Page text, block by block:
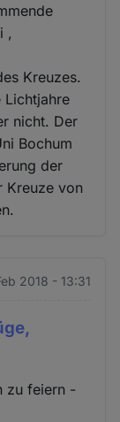
,
Kreuzes.
Lichtjahre
nicht. Der
Bochum
der
Kreuze von
2018 - 13:31
zu feiern -